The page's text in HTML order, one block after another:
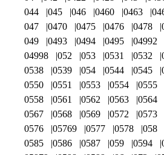
044
045 046 0460 0463
047
0470 0475 0476 0478
049
0493 0494 0495 04992
04998
052 053 0531 0532
0538
0539 054 0544 0545
0550
0551 0553 0554 0555
0558
0561 0562 0563 0564
0567
0568 0569 0572 0573
0576
05769 0577 0578 058
0585
0586 0587 059 0594